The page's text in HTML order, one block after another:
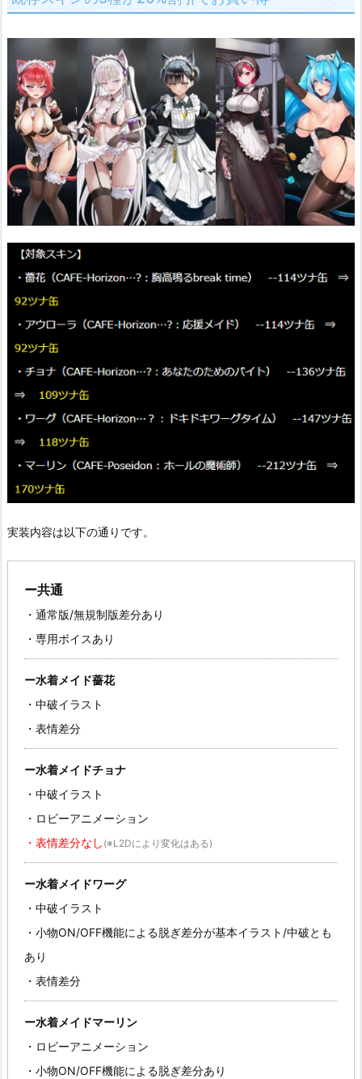
実装内容は以下の通りです。
ー共通
・通常版/無規制版差分あり
・専用ボイスあり
ー水着メイド薔花
・中破イラスト
・表情差分
ー水着メイドチョナ
・中破イラスト
・ロビーアニメーション
・表情差分なし (※L2Dにより変化はある)
ー水着メイドワーグ
・中破イラスト
・小物ON/OFF機能による脱ぎ差分が基本イラスト/中破とも
あり
・表情差分
ー水着メイドマーリン
・ロビーアニメーション
・小物ON/OFF機能による脱ぎ差分あり